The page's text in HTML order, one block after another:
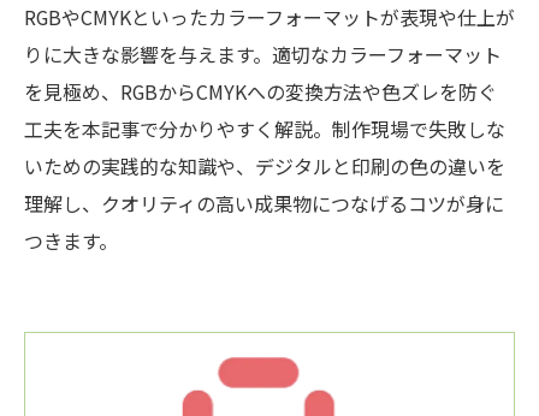
RGBやCMYKといったカラーフォーマットが表現や仕上が
りに大きな影響を与えます。適切なカラーフォーマット
を見極め、RGBからCMYKへの変換方法や色ズレを防ぐ
工夫を本記事で分かりやすく解説。制作現場で失敗しな
いための実践的な知識や、デジタルと印刷の色の違いを
理解し、クオリティの高い成果物につなげるコツが身に
つきます。